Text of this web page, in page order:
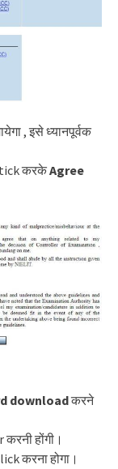
, इसे ध्यानपूर्वक
करकेAgree
downloadकरने
होंगी।
करना होगा।